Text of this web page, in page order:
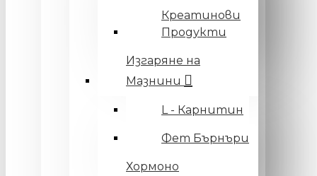
Креатинови
Продукти
Изгаряне на
Мазнини
L - Карнитин
Фет Бърнъри
Хормоно